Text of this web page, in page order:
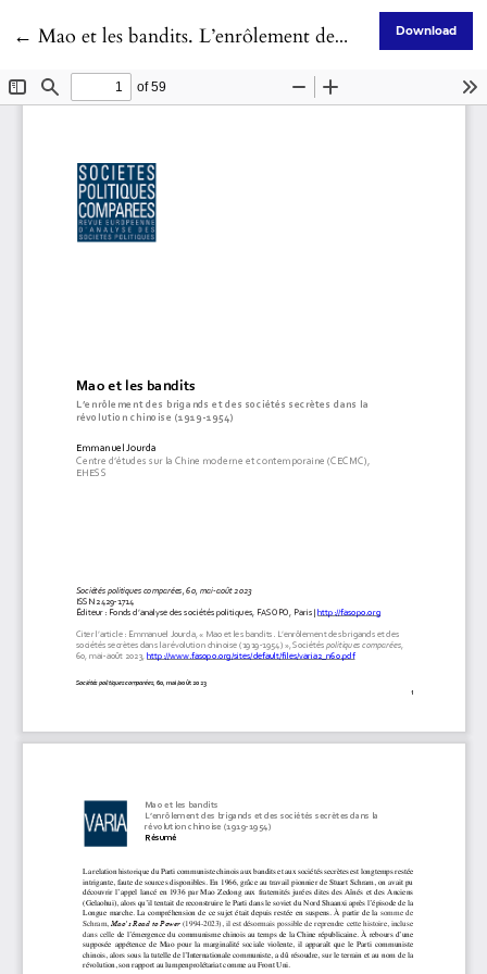
← Return to Article Details
Mao et les bandits. L’enrôlement des brigands et des sociétés secrètes dans la révolution chinoise (1919-1954) Download